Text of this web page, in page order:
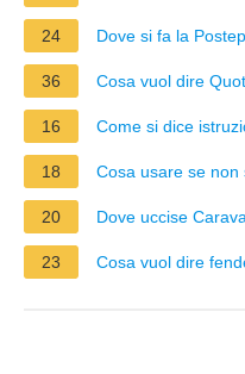
24 Dove si fa la
36 Cosa vuol dire
16 Come si dice
18 Cosa usare se
20 Dove uccise
23 Cosa vuol dire